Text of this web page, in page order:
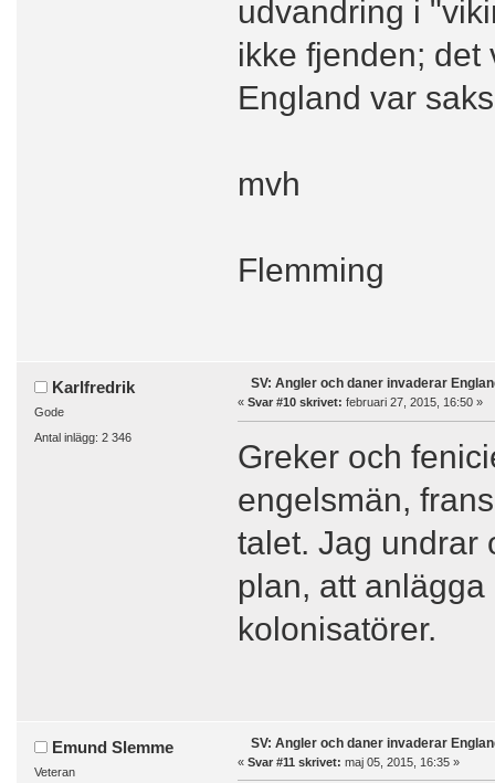
udvandring i
ikke fjenden; det
England var
mvh
Flemming
Karlfredrik
Gode
Antal inlägg: 2 346
SV: Angler och daner invaderar
« Svar #10 skrivet: februari 27, 2015, 16:50 »
Greker och
engelsmän,
talet. Jag undrar
plan, att
kolonisatörer.
Emund Slemme
Veteran
SV: Angler och daner invaderar
« Svar #11 skrivet: maj 05, 2015, 16:35 »